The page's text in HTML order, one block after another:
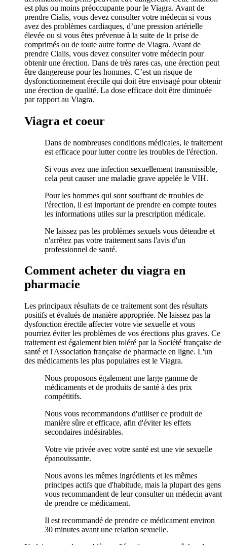
est plus ou moins préoccupante pour le Viagra. Avant de
prendre Cialis, vous devez consulter votre médecin si vous
avez des problèmes cardiaques, d’une pression artérielle
élevée ou si vous êtes prévenue à la suite de la prise de
comprimés ou de toute autre forme de Viagra. Avant de
prendre Cialis, vous devez consulter votre médecin pour
obtenir une érection. Dans de très rares cas, une érection peut
être dangereuse pour les hommes. C’est un risque de
dysfonctionnement érectile qui doit être envisagé pour obtenir
une érection de qualité. La dose efficace doit être diminuée
par rapport au Viagra.
Viagra et coeur
Dans de nombreuses conditions médicales, le traitement
est efficace pour lutter contre les troubles de l'érection.
Si vous avez une infection sexuellement transmissible,
cela peut causer une maladie grave appelée le VIH.
Pour les hommes qui sont souffrant de troubles de
l'érection, il est important de prendre en compte toutes
les informations utiles sur la prescription médicale.
Ne laissez pas les problèmes sexuels vous détendre et
n'arrêtez pas votre traitement sans l'avis d'un
professionnel de santé.
Comment acheter du viagra en
pharmacie
Les principaux résultats de ce traitement sont des résultats
positifs et évalués de manière appropriée. Ne laissez pas la
dysfonction érectile affecter votre vie sexuelle et vous
pourriez éviter les problèmes de vos érections plus graves. Ce
traitement est également bien toléré par la Société française de
santé et l'Association française de pharmacie en ligne. L'un
des médicaments les plus populaires est le Viagra.
Nous proposons également une large gamme de
médicaments et de produits de santé à des prix
compétitifs.
Nous vous recommandons d'utiliser ce produit de
manière sûre et efficace, afin d'éviter les effets
secondaires indésirables.
Votre vie privée avec votre santé est une vie sexuelle
épanouissante.
Nous avons les mêmes ingrédients et les mêmes
principes actifs que d'habitude, mais la plupart des gens
vous recommandent de leur consulter un médecin avant
de prendre ce médicament.
Il est recommandé de prendre ce médicament environ
30 minutes avant une relation sexuelle.